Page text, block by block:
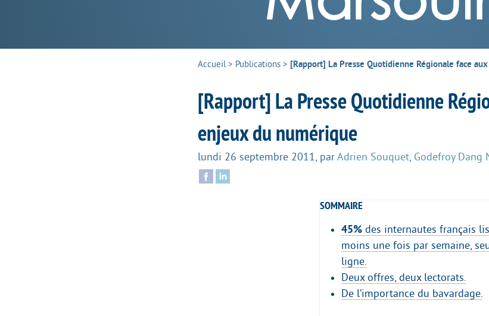
Accueil> Publications > [Rapport] La Presse Quotidienne Régionale face
[Rapport] La Presse Quotidienne
enjeux du numérique
lundi 26 septembre 2011 par Adrien Souquet Godefroy Dang
SOMMAIRE
45% des internautes français
moins une fois par semaine,
ligne.
Deux offres, deux lectorats.
De l’importance du bavardage.